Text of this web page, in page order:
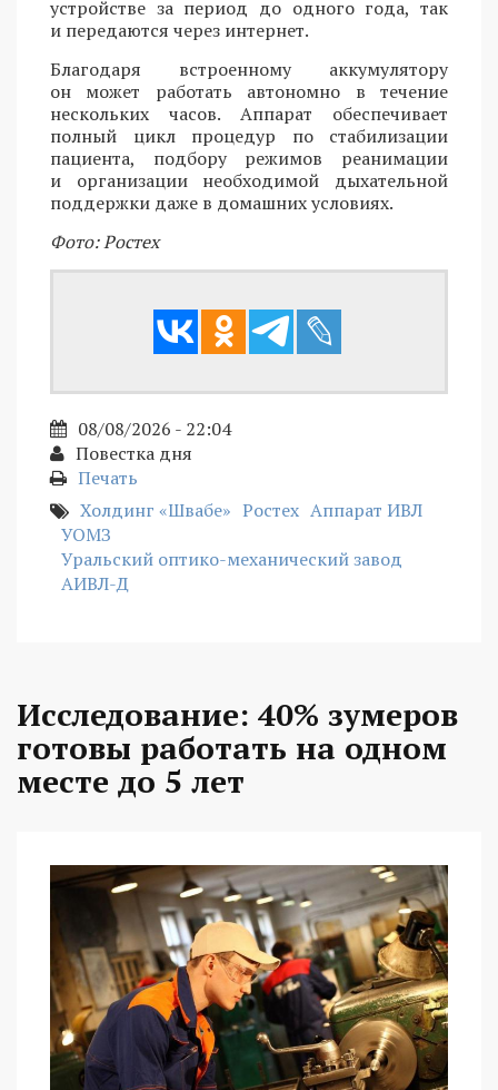
устройстве за период до одного года, так
и передаются через интернет.
Благодаря встроенному аккумулятору
он может работать автономно в течение
нескольких часов. Аппарат обеспечивает
полный цикл процедур по стабилизации
пациента, подбору режимов реанимации
и организации необходимой дыхательной
поддержки даже в домашних условиях.
Фото: Ростех
08/08/2026 - 22:04
Повестка дня
Печать
Холдинг «Швабе» Ростех Аппарат ИВЛ
УОМЗ
Уральский оптико-механический завод
АИВЛ-Д
Исследование: 40% зумеров
готовы работать на одном
месте до 5 лет